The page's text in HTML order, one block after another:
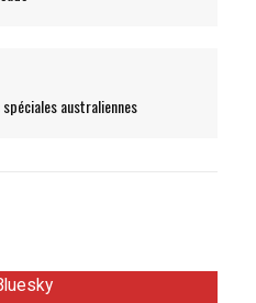
australiennes